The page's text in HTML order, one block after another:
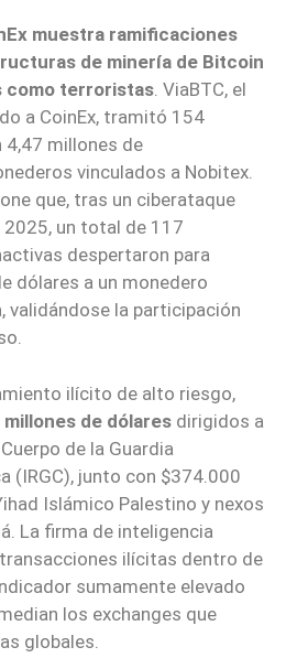
muestra ramificaciones
de minería de Bitcoin
como terroristas. ViaBTC, el
a CoinEx, tramitó 154
4,47 millones de
vinculados a Nobitex.
que, tras un ciberataque
un total de 117
despertaron para
dólares a un monedero
validándose la participación
ilícito de alto riesgo,
de dólares dirigidos a
de la Guardia
(IRGC), junto con $374.000
Islámico Palestino y nexos
La firma de inteligencia
ilícitas dentro de
sumamente elevado
los exchanges que
globales.